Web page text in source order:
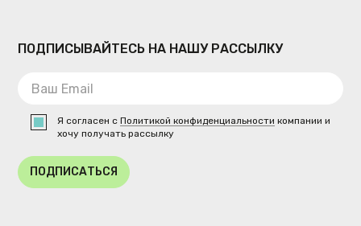
ПОДПИСЫВАЙТЕСЬ НА НАШУ РАССЫЛКУ
Я согласен сПолитикой конфиденциальности компании и
хочу получать рассылку
ПОДПИСАТЬСЯ